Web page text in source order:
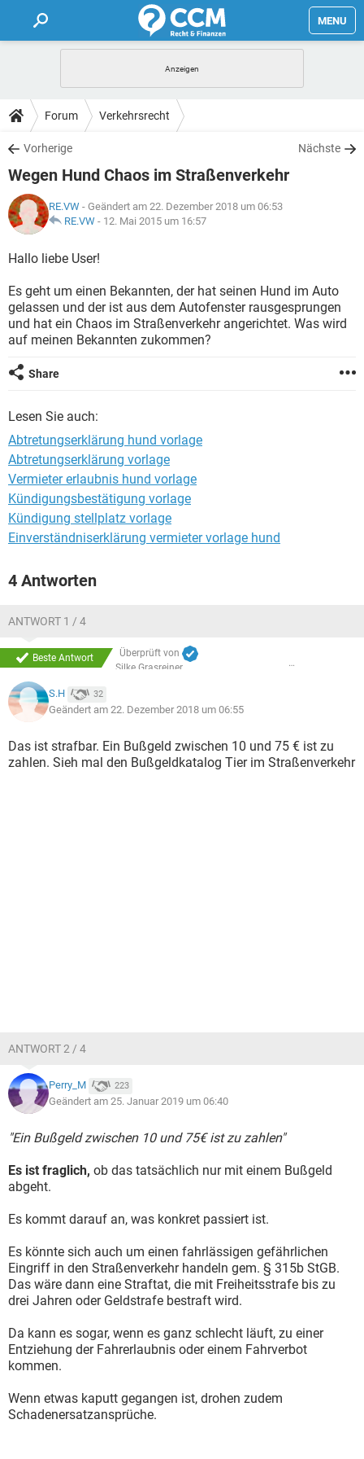
MENU
FORUM
TIPPS
LEXIKON
Forum Verkehrsrecht
Vorherige Nächste
Wegen Hund Chaos im Straßenverkehr
RE.VW - Geändert am 22. Dezember 2018 um 06:53
RE.VW - 12. Mai 2015 um 16:57
Hallo liebe User!
Es geht um einen Bekannten, der hat seinen Hund im Auto
gelassen und der ist aus dem Autofenster rausgesprungen
und hat ein Chaos im Straßenverkehr angerichtet. Was wird
auf meinen Bekannten zukommen?
Share
Lesen Sie auch:
Abtretungserklärung hund vorlage
Abtretungserklärung vorlage
Vermieter erlaubnis hund vorlage
Kündigungsbestätigung vorlage
Kündigung stellplatz vorlage
Einverständniserklärung vermieter vorlage hund
4 Antworten
ANTWORT 1 / 4
Beste Antwort
Überprüft von
Silke Grasreiner
S.H 32
Geändert am 22. Dezember 2018 um 06:55
Das ist strafbar. Ein Bußgeld zwischen 10 und 75 € ist zu
zahlen. Sieh mal den Bußgeldkatalog Tier im Straßenverkehr
ANTWORT 2 / 4
Perry_M 223
Geändert am 25. Januar 2019 um 06:40
"Ein Bußgeld zwischen 10 und 75€ ist zu zahlen"
Es ist fraglich, ob das tatsächlich nur mit einem Bußgeld
abgeht.
Es kommt darauf an, was konkret passiert ist.
Es könnte sich auch um einen fahrlässigen gefährlichen
Eingriff in den Straßenverkehr handeln gem. § 315b StGB.
Das wäre dann eine Straftat, die mit Freiheitsstrafe bis zu
drei Jahren oder Geldstrafe bestraft wird.
Da kann es sogar, wenn es ganz schlecht läuft, zu einer
Entziehung der Fahrerlaubnis oder einem Fahrverbot
kommen.
Wenn etwas kaputt gegangen ist, drohen zudem
Schadenersatzansprüche.